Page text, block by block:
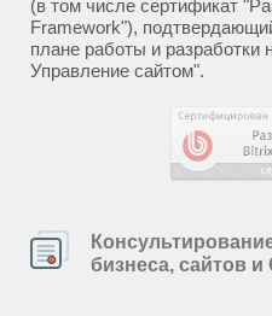
(в том числе сертификат
Framework"),
плане работы и разработки
Управление сайтом".
бизнеса, сайтов